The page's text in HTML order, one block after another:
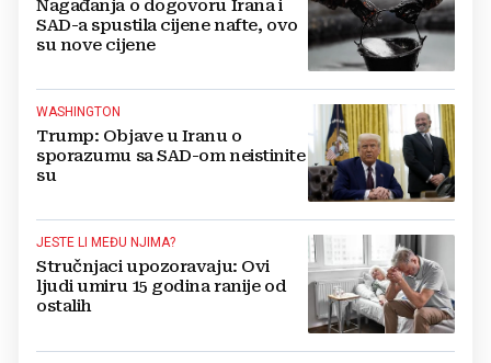
Nagađanja o dogovoru Irana i
SAD-a spustila cijene nafte, ovo
su nove cijene
WASHINGTON
Trump: Objave u Iranu o
sporazumu sa SAD-om neistinite
su
JESTE LI MEĐU NJIMA?
Stručnjaci upozoravaju: Ovi
ljudi umiru 15 godina ranije od
ostalih